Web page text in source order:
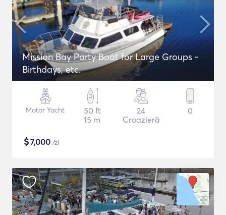
Mission Bay Party Boat for Large Groups -
Birthdays, etc.
Motor Yacht
50 ft
15 m
24
Croazieră
0
$7,000 /zi